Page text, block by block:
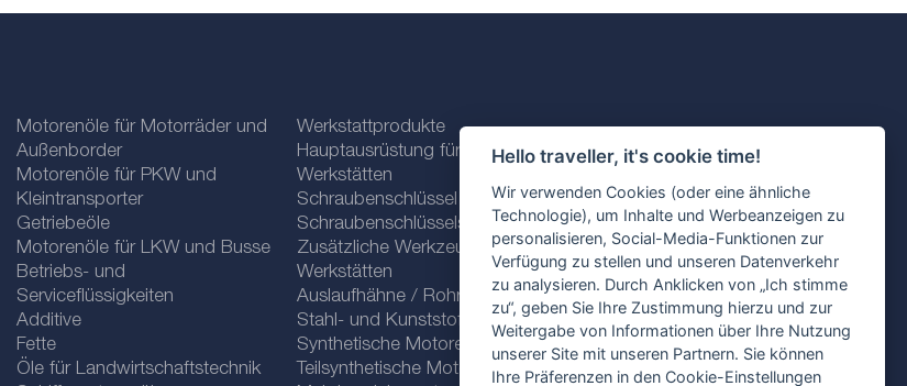
Hello traveller, it's cookie time!
Wir verwenden Cookies (oder eine ähnliche
Technologie), um Inhalte und Werbeanzeigen zu
personalisieren, Social-Media-Funktionen zur
Verfügung zu stellen und unseren Datenverkehr
zu analysieren. Durch Anklicken von „Ich stimme
zu“, geben Sie Ihre Zustimmung hierzu und zur
Weitergabe von Informationen über Ihre Nutzung
unserer Site mit unseren Partnern. Sie können
Ihre Präferenzen in den Cookie-Einstellungen
Motorenöle für Motorräder und
Außenborder
Motorenöle für PKW und
Kleintransporter
Getriebeöle
Motorenöle für LKW und Busse
Betriebs- und
Serviceflüssigkeiten
Additive
Fette
Öle für Landwirtschaftstechnik
Werkstattprodukte
Hauptausrüstung für
Werkstätten
Schraubenschlüssel und
Schraubenschlüsselsätze
Zusätzliche Werkzeuge für
Werkstätten
Auslaufhähne / Rohre
Stahl- und Kunststoffklammern
Synthetische Motorenöle
Teilsynthetische Motorenöle